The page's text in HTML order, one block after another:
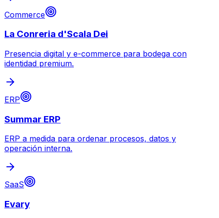
Commerce
La Conreria d'Scala Dei
Presencia digital y e-commerce para bodega con
identidad premium.
ERP
Summar ERP
ERP a medida para ordenar procesos, datos y
operación interna.
SaaS
Evary